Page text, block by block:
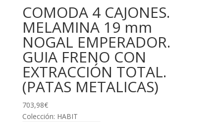
COMODA 4 CAJONES.
MELAMINA 19 mm
NOGAL EMPERADOR.
GUIA FRENO CON
EXTRACCIÓN TOTAL.
(PATAS METALICAS)
703,98€
Colección: HABIT